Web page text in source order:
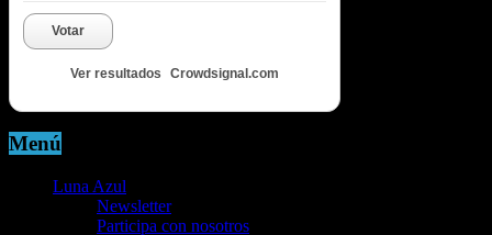
Votar
Ver resultados Crowdsignal.com
Menú
Luna Azul
Newsletter
Participa con nosotros